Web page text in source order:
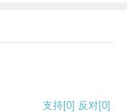
支持[0] 反对[0]